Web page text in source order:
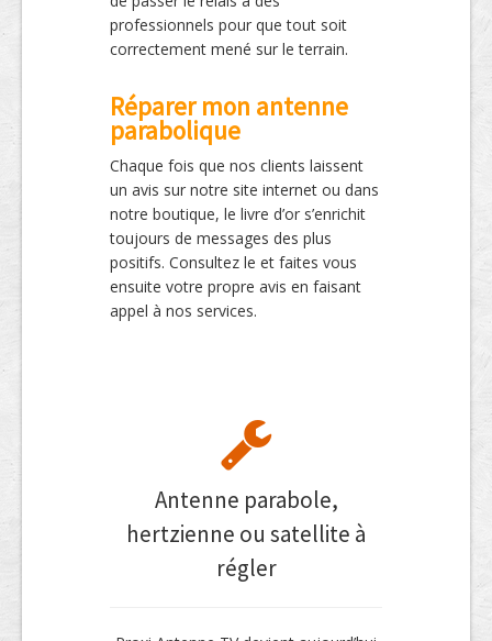
professionnels pour que tout soit
correctement mené sur le terrain.
Réparer mon antenne
parabolique
Chaque fois que nos clients laissent
un avis sur notre site internet ou dans
notre boutique, le livre d’or s’enrichit
toujours de messages des plus
positifs. Consultez le et faites vous
ensuite votre propre avis en faisant
appel à nos services.
Antenne parabole,
hertzienne ou satellite à
régler